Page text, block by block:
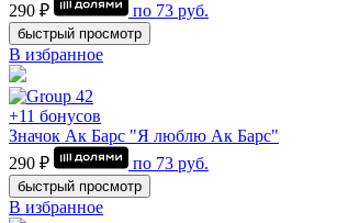
290 ₽
по 73 руб.
быстрый просмотр
В избранное
+11 бонусов
Значок Ак Барс "Я люблю Ак Барс"
290 ₽
по 73 руб.
быстрый просмотр
В избранное